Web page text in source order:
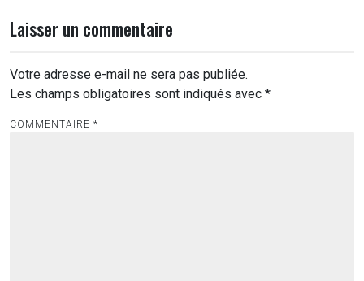
Laisser un commentaire
Votre adresse e-mail ne sera pas publiée.
Les champs obligatoires sont indiqués avec *
COMMENTAIRE *